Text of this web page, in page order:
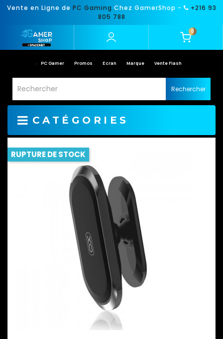
Vente en Ligne de PC Gaming Chez GamerShop -
+216 93
805 788
0
PC Gamer Promos Ecran Marque Vente Flash
Rechercher
CATÉGORIES
RUPTURE DE STOCK